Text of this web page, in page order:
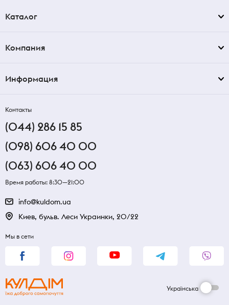
Каталог
Компания
Информация
Контакты
(044) 286 15 85
(098) 606 40 00
(063) 606 40 00
Время работы: 8:30—21:00
info@kuldom.ua
Киев, бульв. Леси Украинки, 20/22
Мы в сети
Українська